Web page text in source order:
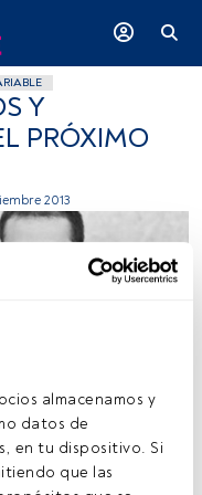
almacenamos y
datos de
en tu dispositivo. Si
que las
Y
PRÓXIMO
2013